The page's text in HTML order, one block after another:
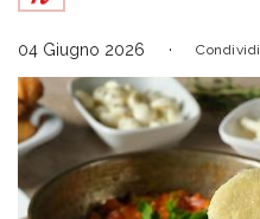
04 Giugno 2026 Condividi